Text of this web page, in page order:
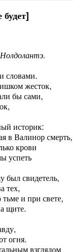
словами.
жесток,
бы сами,
историк:
в Валинор смерть,
крови
успеть
был свидетель,
тех,
и при свете,
щите.
огня.
взглядом